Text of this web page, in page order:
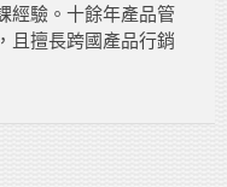
經驗。十餘年產品管
且擅長跨國產品行銷